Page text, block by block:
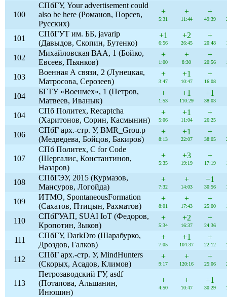
100
СПбГУ, Your advertisement could
also be here (Романов, Порсев,
Русских)
+
5:31
+
11:44
+
49:39
101
СПбГУТ им. ББ, javarip
(Давыдов, Скопин, Бутенко)
+1
6:56
+2
26:45
+
20:48
102
Михайловская ВАА, 1 (Бойко,
Евсеев, Пьянков)
+
1:00
+
8:30
+
20:56
103
Военная А связи, 2 (Лунецкая,
Матросова, Серозеев)
+
3:47
+1
10:47
+
16:08
104
БГТУ «Военмех», 1 (Петров,
Матвеев, Иванык)
+
1:53
+1
110:29
+1
38:03
104
СПб Политех, Recaptcha
(Харитонов, Сорин, Касмынин)
+
5:06
+1
11:04
+
26:25
106
СПбГ арх.-стр. У, BMR_Grou.p
(Медведева, Бойцов, Бакиров)
+
8:13
+1
22:07
+
38:05
107
СПб Политех, C for Code
(Шергалис, Константинов,
Назаров)
+
5:35
+3
19:19
+
17:19
108
СПбГЭУ, 2015 (Курмазов,
Мансуров, Логойда)
+
7:32
+
14:03
+1
30:56
109
ИТМО, SpontaneousFormation
(Сахатов, Птицын, Рахматов)
+
8:01
+
17:43
+
25:00
110
СПбГУАП, SUAI IoT (Федоров,
Кропотин, Зыков)
+
5:34
+2
16:37
+
24:36
111
СПбГУ, DarkDro (Шарабурко,
Дроздов, Галков)
+
7:05
+1
104:37
+
22:12
112
СПбГ арх.-стр. У, MindHunters
(Скорых, Асадов, Климов)
+
9:17
+
120:16
+
25:06
113
Петрозаводский ГУ, asdf
(Потапова, Альшанин,
Инюшин)
+
4:50
+
10:47
+1
30:29